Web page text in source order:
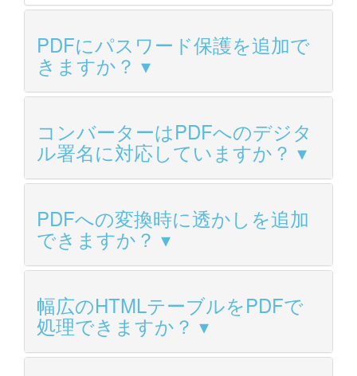
PDFにパスワード保護を追加で
きますか？
コンバーターはPDFへのデジタ
ル署名に対応していますか？
PDFへの変換時に透かしを追加
できますか？
幅広のHTMLテーブルをPDFで
処理できますか？